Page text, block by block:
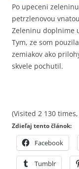
Po upeceni
petrzlenovou
Zeleninu doplnime
Tym, ze som
zemiakov ako
skvele pochutil.
(Visited 2 130
Zdieľaj tento článok:
Facebook
Tumblr